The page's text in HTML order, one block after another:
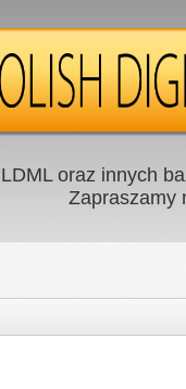
oraz innych
Zapraszamy